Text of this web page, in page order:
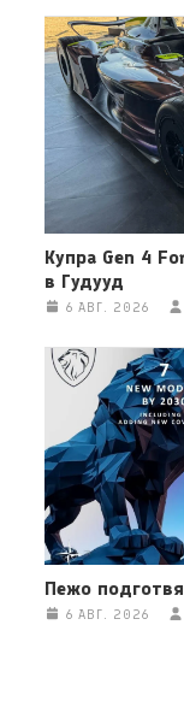
Купра Gen 4
в Гудууд
6 АВГ. 2026
Пежо
6 АВГ. 2026